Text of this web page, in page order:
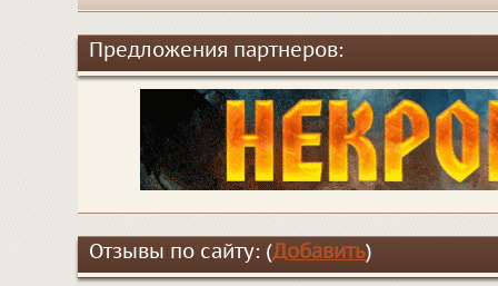
Предложения партнеров:
Отзывы по сайту: (Добавить)